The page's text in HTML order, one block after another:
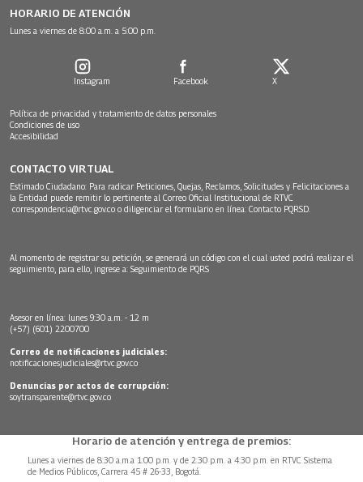
HORARIO DE ATENCIÓN
Lunes a viernes de 8:00 a.m. a 5:00 p.m.
Instagram Facebook X
Política de privacidad y tratamiento de datos personales
Condiciones de uso
Accesibilidad
CONTACTO VIRTUAL
Estimado Ciudadano: Para radicar Peticiones, Quejas, Reclamos, Solicitudes y Felicitaciones a
la Entidad puede remitir lo pertinente al Correo Oficial Institucional de RTVC
correspondencia@rtvc.gov.co o diligenciar el formulario en línea: Contacto PQRSD.
Al momento de registrar su petición, se generará un código con el cual usted podrá realizar el
seguimiento, para ello, ingrese a: Seguimiento de PQRS
Asesor en línea: lunes 9:30 a.m. - 12 m
(+57) (601) 2200700
Correo de notificaciones judiciales:
notificacionesjudiciales@rtvc.gov.co
Denuncias por actos de corrupción:
soytransparente@rtvc.gov.co
Horario de atención y entrega de premios:
Lunes a viernes de 8:30 a.m.a 1:00 p.m. y de 2:30 p.m. a 4:30 p.m. en RTVC Sistema
de Medios Públicos, Carrera 45 # 26-33, Bogotá.